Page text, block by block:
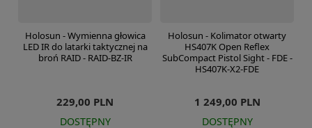
Holosun - Wymienna głowica
LED IR do latarki taktycznej na
broń RAID - RAID-BZ-IR
229,00 PLN
DOSTĘPNY
Holosun - Kolimator otwarty
HS407K Open Reflex
SubCompact Pistol Sight - FDE -
HS407K-X2-FDE
1 249,00 PLN
DOSTĘPNY